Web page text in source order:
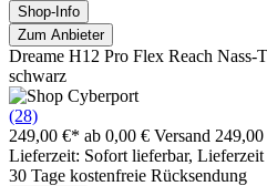
Shop-Info
Zum Anbieter
Dreame H12 Pro Flex Reach Nass-
schwarz
(28)
249,00 €* ab 0,00 € Versand
Lieferzeit: Sofort lieferbar,
30 Tage kostenfreie Rücksendung